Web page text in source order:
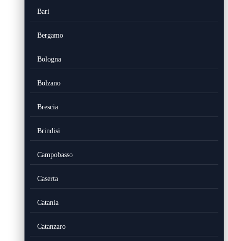
Bari
Bergamo
Bologna
Bolzano
Brescia
Brindisi
Campobasso
Caserta
Catania
Catanzaro